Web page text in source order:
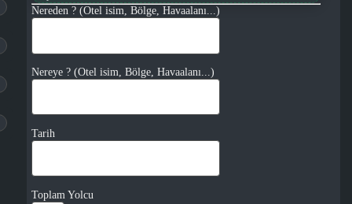
Nereden ? (Otel isim, Bölge, Havaalanı...)
Nereye ? (Otel isim, Bölge, Havaalanı...)
Tarih
Toplam Yolcu